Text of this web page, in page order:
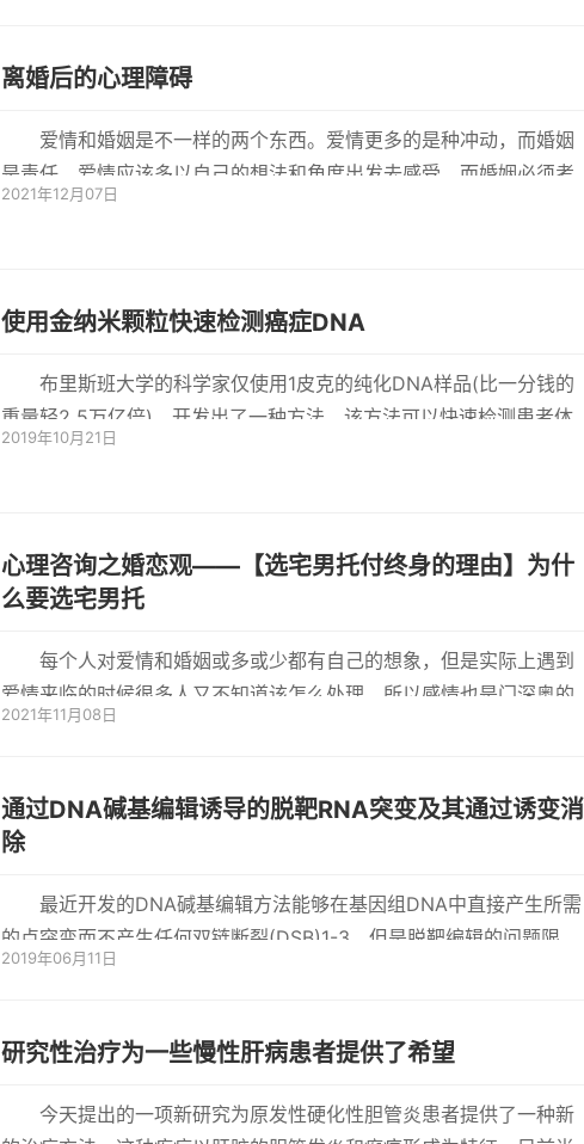
离婚后的心理障碍
爱情和婚姻是不一样的两个东西。爱情更多的是种冲动，而婚姻
是责任。爱情应该多以自己的想法和角度出发去感受，而婚姻必须考
虑到双方的...
2021年12月07日
使用金纳米颗粒快速检测癌症DNA
布里斯班大学的科学家仅使用1皮克的纯化DNA样品(比一分钱的
重量轻2 5万亿倍)，开发出了一种方法，该方法可以快速检测患者体
内无细胞DNA样品
2019年10月21日
心理咨询之婚恋观——【选宅男托付终身的理由】为什
么要选宅男托
每个人对爱情和婚姻或多或少都有自己的想象，但是实际上遇到
爱情来临的时候很多人又不知道该怎么处理，所以感情也是门深奥的
学问，大家...
2021年11月08日
通过DNA碱基编辑诱导的脱靶RNA突变及其通过诱变消
除
最近开发的DNA碱基编辑方法能够在基因组DNA中直接产生所需
的点突变而不产生任何双链断裂(DSB)1-3，但是脱靶编辑的问题限制
了这些方法的应用
2019年06月11日
研究性治疗为一些慢性肝病患者提供了希望
今天提出的一项新研究为原发性硬化性胆管炎患者提供了一种新